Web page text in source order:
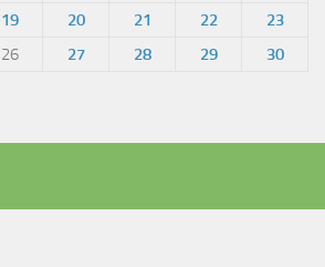
19 20 21 22
23
26 27 28 29
30